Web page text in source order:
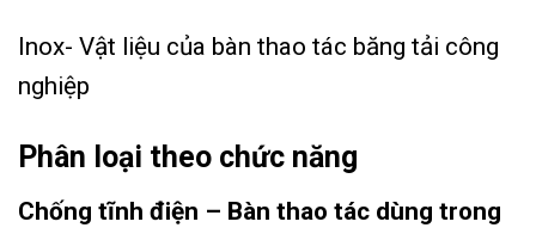
Inox- Vật liệu của bàn thao tác băng tải công
nghiệp
Phân loại theo chức năng
Chống tĩnh điện – Bàn thao tác dùng trong